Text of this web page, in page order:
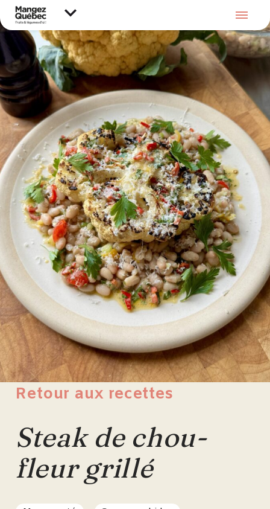
Retour aux recettes
Steak de chou-
fleur grillé